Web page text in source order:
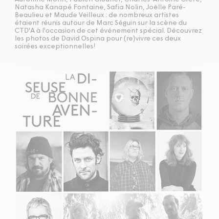
Natasha Kanapé Fontaine, Safia Nolin, Joëlle Paré-
Beaulieu et Maude Veilleux : de nombreux artistes
étaient réunis autour de Marc Séguin sur la scène du
CTD'A à l'occasion de cet événement spécial. Découvrez
les photos de David Ospina pour (re)vivre ces deux
soirées exceptionnelles!